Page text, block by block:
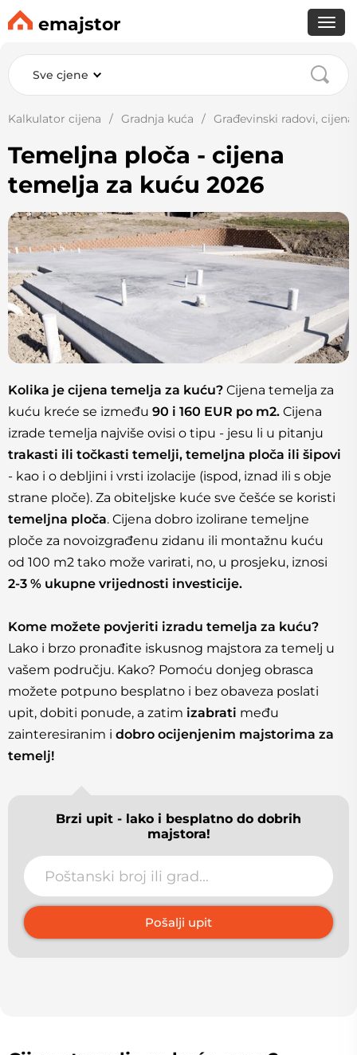
emajstor
Kalkulator cijena Gradnja kuća Građevinski radovi, cijena
Sve cjene
Temeljna ploča - cijena
temelja za kuću 2026
Kolika je cijena temelja za kuću? Cijena temelja za
kuću kreće se između 90 i 160 EUR po m2. Cijena
izrade temelja najviše ovisi o tipu - jesu li u pitanju
trakasti ili točkasti temelji, temeljna ploča ili šipovi
- kao i o debljini i vrsti izolacije (ispod, iznad ili s obje
strane ploče). Za obiteljske kuće sve češće se koristi
temeljna ploča. Cijena dobro izolirane temeljne
ploče za novoizgrađenu zidanu ili montažnu kuću
od 100 m2 tako može varirati, no, u prosjeku, iznosi
2-3 % ukupne vrijednosti investicije.
Kome možete povjeriti izradu temelja za kuću?
Lako i brzo pronađite iskusnog majstora za temelj u
vašem području. Kako? Pomoću donjeg obrasca
možete potpuno besplatno i bez obaveza poslati
upit, dobiti ponude, a zatim izabrati među
zainteresiranim i dobro ocijenjenim majstorima za
temelj!
Brzi upit - lako i besplatno do dobrih
majstora!
Pošalji upit